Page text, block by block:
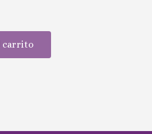
carrito